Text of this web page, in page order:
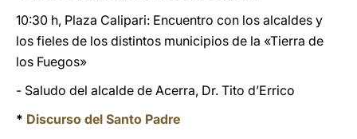
10:30 h, Plaza Calipari: Encuentro con los alcaldes y
los fieles de los distintos municipios de la «Tierra de
los Fuegos»
- Saludo del alcalde de Acerra, Dr. Tito d’Errico
* Discurso del Santo Padre